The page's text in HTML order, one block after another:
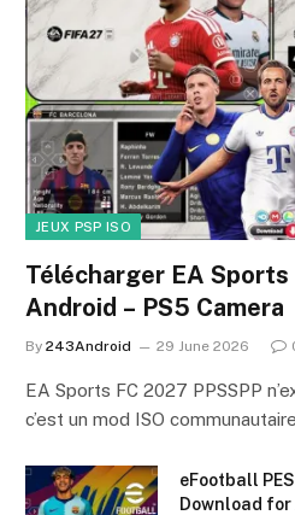
JEUX PSP ISO
Télécharger EA Sports
Android – PS5 Camera
By 243Android 29 June 2026
EA Sports FC 2027 PPSSPP
c’est un mod ISO
eFootball
Download